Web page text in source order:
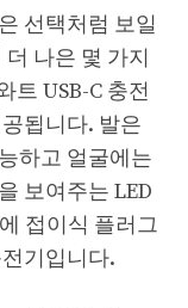
선택처럼 보일
나은 몇 가지
트 USB-C 충전
됩니다. 발은
하고 얼굴에는
보여주는 LED
접이식 플러그
기입니다.